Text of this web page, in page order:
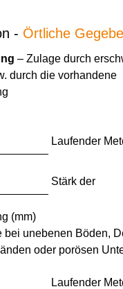
- Örtliche
– Zulage durch
durch die vorhandene
Laufender
Stärk der
(mm)
bei unebenen Böden,
oder porösen
Laufender